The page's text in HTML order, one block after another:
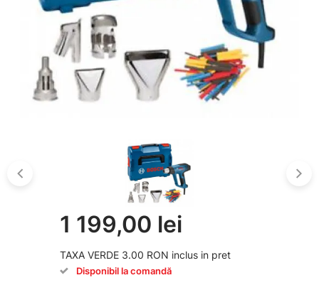
1 199,00 lei
TAXA VERDE 3.00 RON inclus in pret
Disponibil la comandă